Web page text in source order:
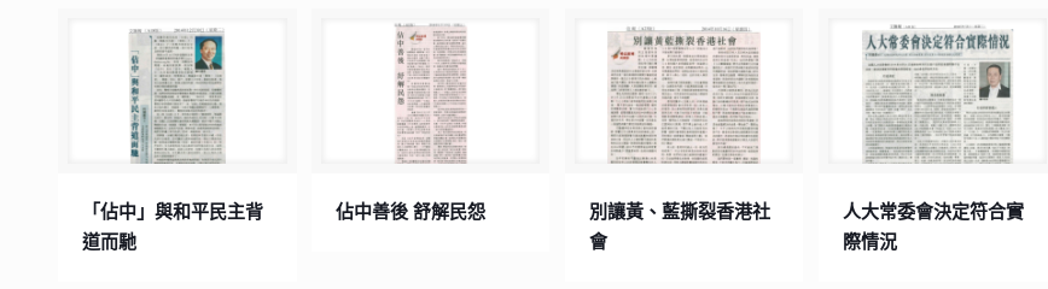
「佔中」與和平民主背
道而馳
佔中善後 舒解民怨
別讓黃、藍撕裂香港社
會
人大常委會決定符合實
際情況